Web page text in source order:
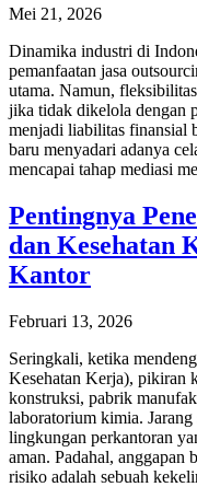
Mei 21, 2026
Dinamika industri di
pemanfaatan jasa
utama. Namun,
jika tidak dikelola dengan
menjadi liabilitas finansial
baru menyadari adanya
mencapai tahap mediasi
Pentingnya
dan Kesehatan
Kantor
Februari 13, 2026
Seringkali, ketika
Kesehatan Kerja), pikiran
konstruksi, pabrik
laboratorium kimia.
lingkungan perkantoran
aman. Padahal, anggapan
risiko adalah sebuah